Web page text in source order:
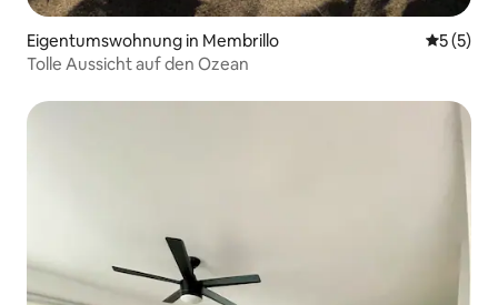
Eigentumswohnung in Membrillo
5 (5)
Tolle Aussicht auf den Ozean